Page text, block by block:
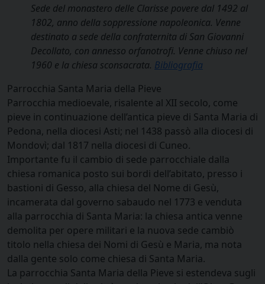
Sede del monastero delle Clarisse povere dal 1492 al
1802, anno della soppressione napoleonica. Venne
destinato a sede della confraternita di San Giovanni
Decollato, con annesso orfanotrofi. Venne chiuso nel
1960 e la chiesa sconsacrata. Bibliografia
Parrocchia Santa Maria della Pieve
Parrocchia medioevale, risalente al XII secolo, come
pieve in continuazione dell’antica pieve di Santa Maria di
Pedona, nella diocesi Asti; nel 1438 passò alla diocesi di
Mondovì; dal 1817 nella diocesi di Cuneo.
Importante fu il cambio di sede parrocchiale dalla
chiesa romanica posto sui bordi dell’abitato, presso i
bastioni di Gesso, alla chiesa del Nome di Gesù,
incamerata dal governo sabaudo nel 1773 e venduta
alla parrocchia di Santa Maria: la chiesa antica venne
demolita per opere militari e la nuova sede cambiò
titolo nella chiesa dei Nomi di Gesù e Maria, ma nota
dalla gente solo come chiesa di Santa Maria.
La parrocchia Santa Maria della Pieve si estendeva sugli